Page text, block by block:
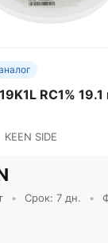
RC1%
KEEN SIDE
• Срок: 7 дн. •